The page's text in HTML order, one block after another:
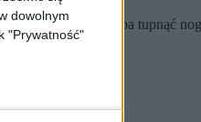
dowolnym
"Prywatność"
moment, gdy trzeba tupnąć